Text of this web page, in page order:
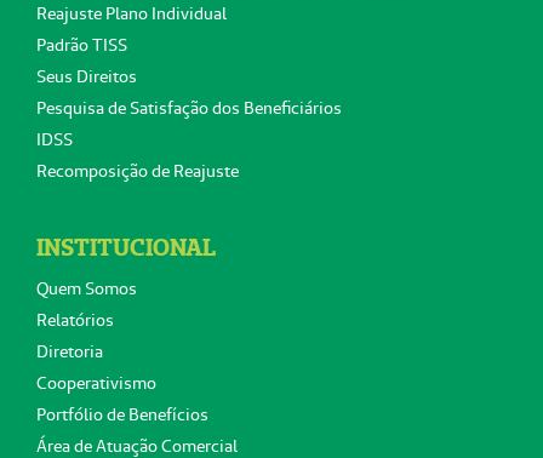
Reajuste Plano Individual
Padrão TISS
Seus Direitos
Pesquisa de Satisfação dos Beneficiários
IDSS
Recomposição de Reajuste
INSTITUCIONAL
Quem Somos
Relatórios
Diretoria
Cooperativismo
Portfólio de Benefícios
Área de Atuação Comercial